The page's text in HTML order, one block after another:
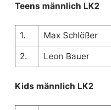
Teens männlich LK2
1. Max Schlößer
2. Leon Bauer
Kids männlich LK2